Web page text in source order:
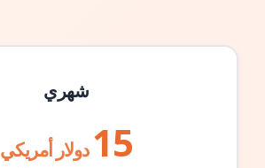
شهري
15 دولار أمريكي